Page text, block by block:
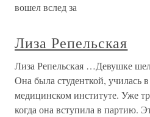
вошел вслед за
Лиза Репельская
Лиза Репельская …Девушке
Она была студенткой, училась
медицинском институте. Уже
когда она вступила в партию.